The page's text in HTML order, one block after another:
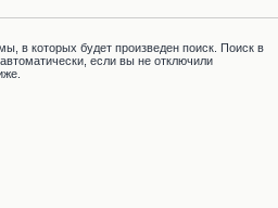
в которых будет произведен поиск. Поиск в
если вы не отключили